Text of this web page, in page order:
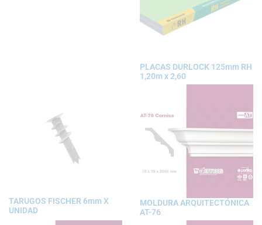
PLACAS DURLOCK 125mm RH
1,20m x 2,60
TARUGOS FISCHER 6mm X
UNIDAD
MOLDURA ARQUITECTÓNICA
AT-76